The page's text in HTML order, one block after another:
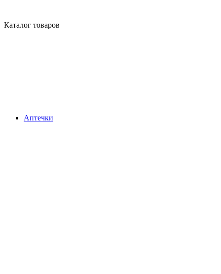
Каталог товаров
Аптечки